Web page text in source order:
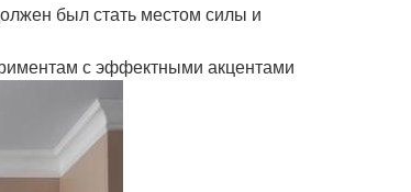
был стать местом силы и
с эффектными акцентами